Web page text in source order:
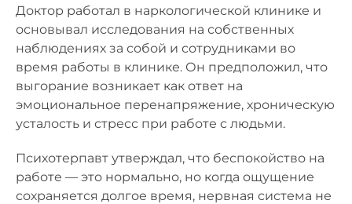
Доктор работал в наркологической клинике и
основывал исследования на собственных
наблюдениях за собой и сотрудниками во
время работы в клинике. Он предположил, что
выгорание возникает как ответ на
эмоциональное перенапряжение, хроническую
усталость и стресс при работе с людьми.
Психотерпавт утверждал, что беспокойство на
работе — это нормально, но когда ощущение
сохраняется долгое время, нервная система не